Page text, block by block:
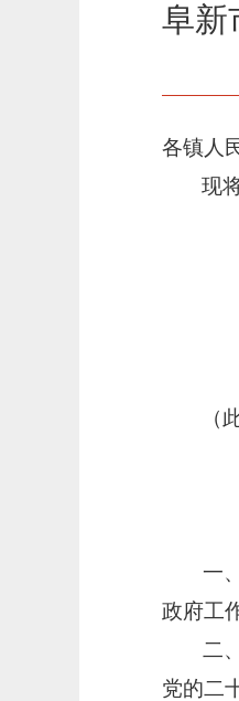
阜新
各镇人
现
（
一
政府工
二
党的二